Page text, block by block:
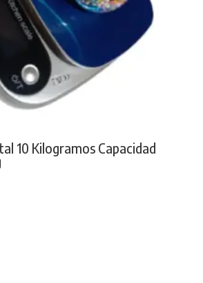
10 Kilogramos Capacidad